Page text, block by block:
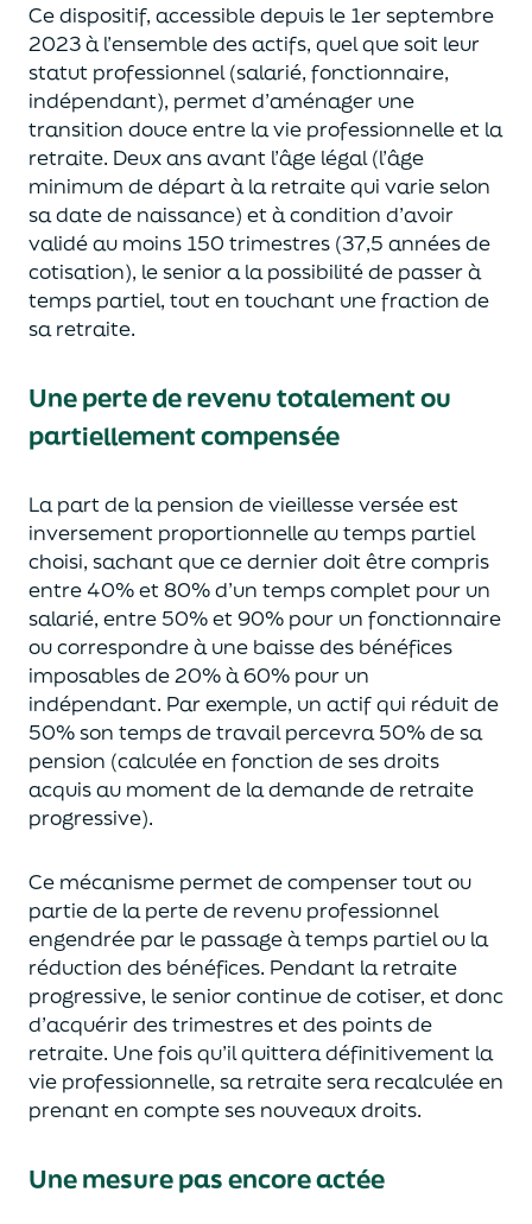
Ce dispositif, accessible depuis le 1erseptembre
2023 à l’ensemble des actifs, quel que soit leur
statut professionnel (salarié, fonctionnaire,
indépendant), permet d’aménager une
transition douce entre la vie professionnelle et la
retraite. Deux ans avant l’âge légal (l’âge
minimum de départ à la retraite qui varie selon
sa date de naissance) et à condition d’avoir
validé au moins 150 trimestres (37,5 années de
cotisation), le senior a la possibilitéde passer à
temps partiel, tout en touchant une fraction de
sa retraite.
Une perte de revenu totalement ou
partiellement compensée
La part de la pension de vieillesseversée est
inversement proportionnelle au temps partiel
choisi, sachant que ce dernierdoit êtrecompris
entre 40% et 80%d’un temps complet pour un
salarié, entre 50% et 90% pour un fonctionnaire
ou correspondre à une baisse des bénéfices
imposables de 20% à 60% pour un
indépendant. Par exemple, un actif qui réduit de
50% son temps de travail percevra 50% de sa
pension (calculéeen fonction de ses droits
acquisau moment de la demande de retraite
progressive).
Ce mécanisme permet de compenser tout ou
partie de la perte de revenu professionnel
engendrée par le passage à temps partiel ou la
réduction des bénéfices. Pendant la retraite
progressive, le senior continue de cotiser, et donc
d’acquérirdes trimestres et des points de
retraite. Une fois qu’il quittera définitivement la
vie professionnelle, sa retraite sera recalculée en
prenant en compte ses nouveaux droits.
Une mesure pas encore actée